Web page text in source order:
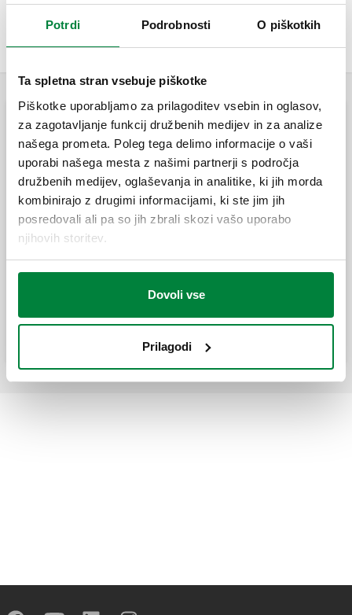
Potrdi Podrobnosti O piškotkih
Ta spletna stran vsebuje piškotke
Piškotke uporabljamo za prilagoditev vsebin in oglasov,
za zagotavljanje funkcij družbenih medijev in za analize
našega prometa. Poleg tega delimo informacije o vaši
uporabi našega mesta z našimi partnerji s področja
družbenih medijev, oglaševanja in analitike, ki jih morda
kombinirajo z drugimi informacijami, ki ste jim jih
posredovali ali pa so jih zbrali skozi vašo uporabo
njihovih storitev.
Dovoli vse
Prilagodi
sistemih, ker se samodejno zapre vedno, ko se pojavijo
Standardni krogelni ventili z vgrajeno nepovratno
loputo
BALLSTOP, Krogelni ventil z vgrajenim
nepovratnim ventilom za sisteme
ogrevanja.
preprečevanje naravne cirkulacije vode.